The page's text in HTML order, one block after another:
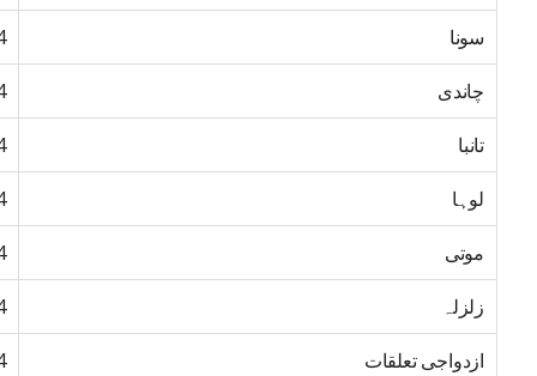
سونا
چاندی
تانبا
لوہا
موتی
زلزلہ
ازدواجی تعلقات